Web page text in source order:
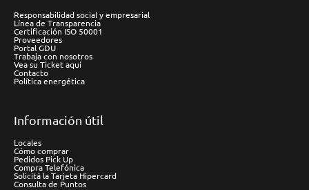
Responsabilidad social y empresarial
Línea de Transparencia
Certificación ISO 50001
Proveedores
Portal GDU
Trabaja con nosotros
Vea su Ticket aquí
Contacto
Política energética
Información útil
Locales
Cómo comprar
Pedidos Pick Up
Compra Telefónica
Solicitá la Tarjeta Hipercard
Consulta de Puntos